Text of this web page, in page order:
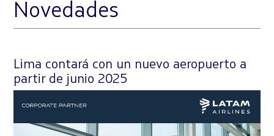
Novedades
Lima contará con un nuevo aeropuerto a
partir de junio 2025